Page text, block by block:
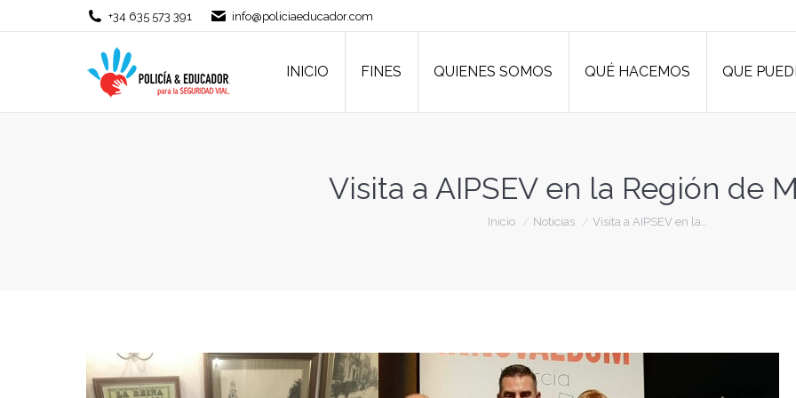
+34 635 573 391 info@policiaeducador.com
INICIO FINES QUIENES SOMOS QUÉ HACEMOS QUE
Visita a AIPSEV en la Región de
Estás aquí:
Inicio Noticias Visita a AIPSEV en la…
INICIO FINES